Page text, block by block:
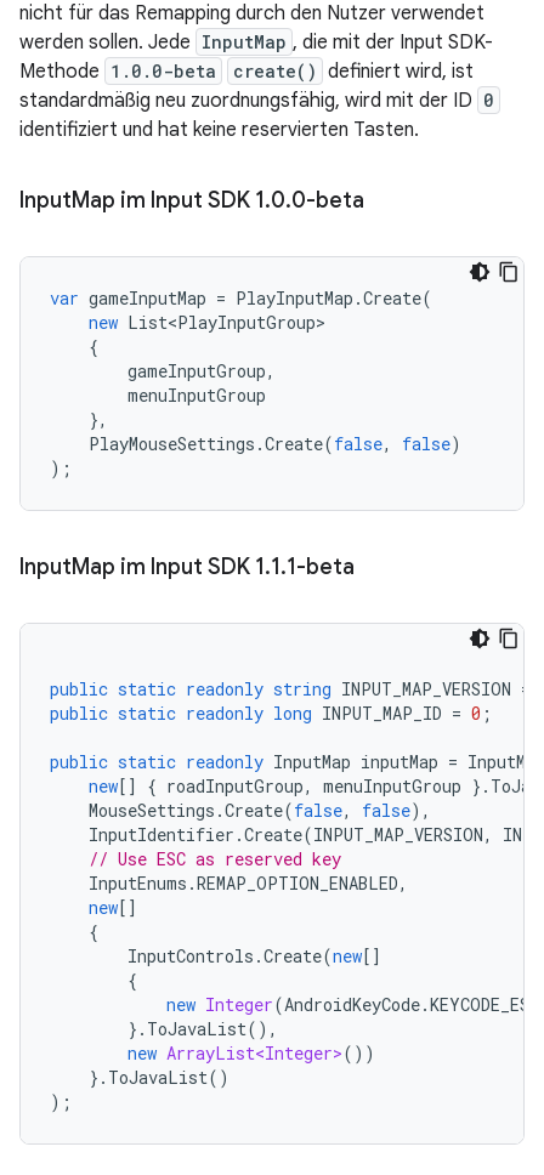
nicht für das Remapping durch den Nutzer verwendet
werden sollen. Jede InputMap , die mit der Input SDK-
Methode 1.0.0-beta create() definiert wird, ist
standardmäßig neu zuordnungsfähig, wird mit der ID 0
identifiziert und hat keine reservierten Tasten.
InputMap im Input SDK 1.0.0-beta
var gameInputMap = PlayInputMap .Create(
new List<PlayInputGroup>
{
gameInputGroup,
menuInputGroup
},
PlayMouseSettings .Create(false, false)
);
InputMap im Input SDK 1.1.1-beta
public static readonly string INPUT_MAP_VERSION =
public static readonly long INPUT_MAP_ID = 0 ;
public static readonly InputMap inputMap = InputMap
new [] { roadInputGroup, menuInputGroup }.
MouseSettings .Create(false, false),
InputIdentifier .Create(INPUT_MAP_VERSION,
// Use ESC as reserved key
InputEnums .REMAP_OPTION_ENABLED,
new []
{
InputControls .Create(new []
{
new Integer(AndroidKeyCode.
}. ToJavaList(),
new ArrayList<Integer>())
}. ToJavaList()
);